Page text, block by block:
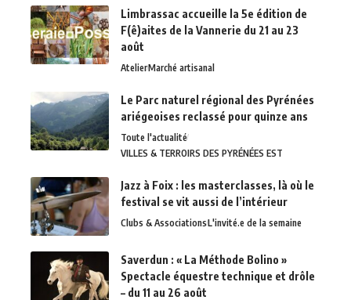
Limbrassac accueille la 5e édition de
F(ê)aites de la Vannerie du 21 au 23
août
AtelierMarché artisanal
Le Parc naturel régional des Pyrénées
ariégeoises reclassé pour quinze ans
Toute l'actualité
VILLES & TERROIRS DES PYRÉNÉES EST
Jazz à Foix : les masterclasses, là où le
festival se vit aussi de l’intérieur
Clubs & AssociationsL'invité.e de la semaine
Saverdun : « La Méthode Bolino »
Spectacle équestre technique et drôle
– du 11 au 26 août